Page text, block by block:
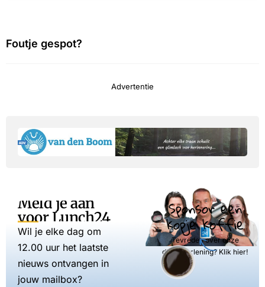
Foutje gespot?
Advertentie
Meld je aan
voor Lunch24
Wil je elke dag om
12.00 uur het laatste
nieuws ontvangen in
jouw mailbox?
Sponsor een
kopje koffie
Tevreden over onze
dienstverlening? Klik hier!